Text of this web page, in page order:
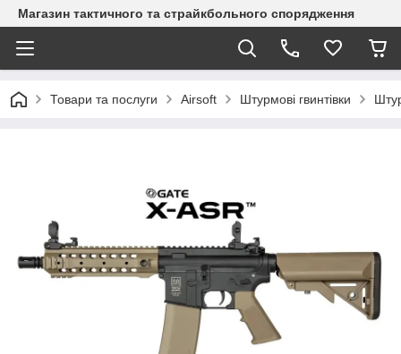
Магазин тактичного та страйкбольного спорядження
Товари та послуги Airsoft Штурмові гвинтівки